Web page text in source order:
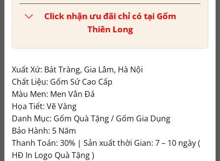
Click nhận ưu đãi chỉ có tại Gốm
Thiên Long
Xuất Xứ: Bát Tràng, Gia Lâm, Hà Nội
Chất Liệu: Gốm Sứ Cao Cấp
Màu Men: Men Vân Đá
Họa Tiết: Vẽ Vàng
Danh Mục: Gốm Quà Tặng / Gốm Gia Dụng
Bảo Hành: 5 Năm
Thanh Toán: 30% | Sản xuất thời Gian: 7 – 10 ngày (
HĐ In Logo Quà Tặng )